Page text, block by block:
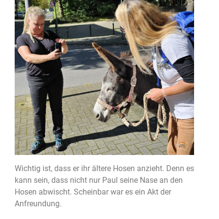
Wichtig ist, dass er ihr ältere Hosen anzieht. Denn es
kann sein, dass nicht nur Paul seine Nase an den
Hosen abwischt. Scheinbar war es ein Akt der
Anfreundung.